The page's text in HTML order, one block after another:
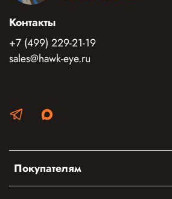
Покупателям
Контакты
+7 (499) 229-21-19
sales@hawk-eye.ru